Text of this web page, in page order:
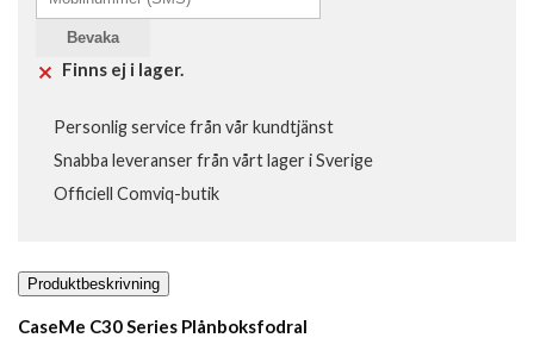
Bevaka
Finns ej i lager.
Personlig service från vår kundtjänst
Snabba leveranser från vårt lager i Sverige
Officiell Comviq-butik
Produktbeskrivning
CaseMe C30 Series Plånboksfodral